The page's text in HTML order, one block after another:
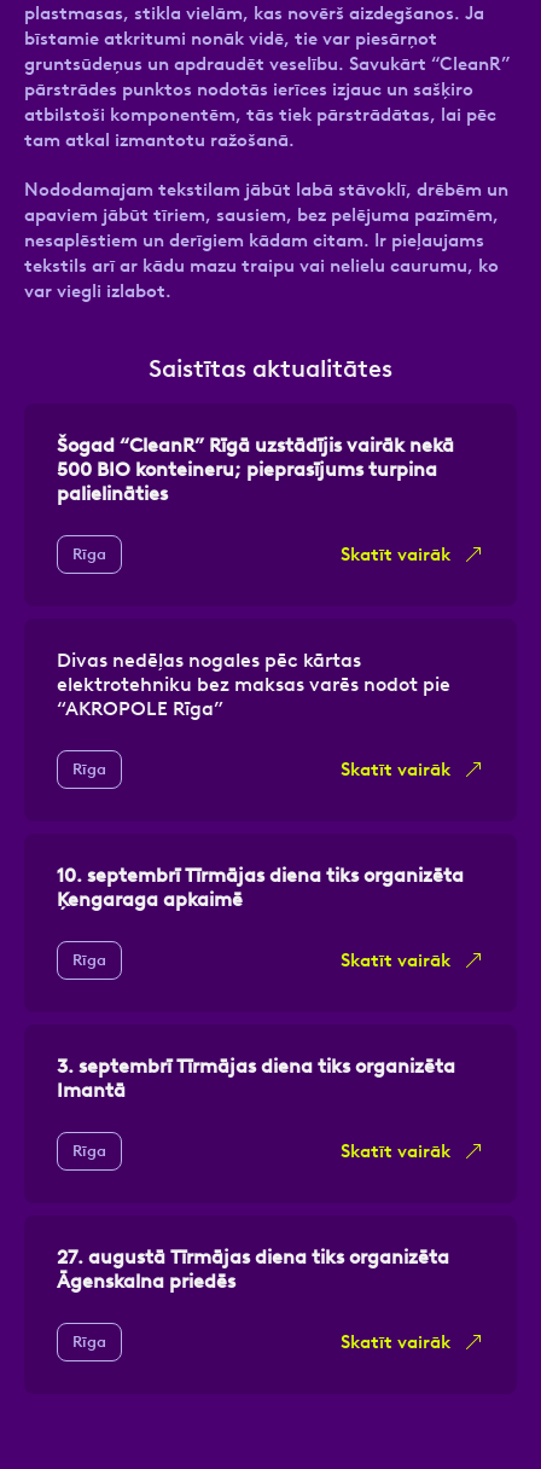
plastmasas, stikla vielām, kas novērš aizdegšanos. Ja
bīstamie atkritumi nonāk vidē, tie var piesārņot
gruntsūdeņus un apdraudēt veselību. Savukārt “CleanR”
pārstrādes punktos nodotās ierīces izjauc un sašķiro
atbilstoši komponentēm, tās tiek pārstrādātas, lai pēc
tam atkal izmantotu ražošanā.
Nododamajam tekstilam jābūt labā stāvoklī, drēbēm un
apaviem jābūt tīriem, sausiem, bez pelējuma pazīmēm,
nesaplēstiem un derīgiem kādam citam. Ir pieļaujams
tekstils arī ar kādu mazu traipu vai nelielu caurumu, ko
var viegli izlabot.
Saistītas aktualitātes
Šogad “CleanR” Rīgā uzstādījis vairāk nekā
500 BIO konteineru; pieprasījums turpina
palielināties
Rīga Skatīt vairāk
Divas nedēļas nogales pēc kārtas
elektrotehniku bez maksas varēs nodot pie
“AKROPOLE Rīga”
Rīga Skatīt vairāk
10. septembrī Tīrmājas diena tiks organizēta
Ķengaraga apkaimē
Rīga Skatīt vairāk
3. septembrī Tīrmājas diena tiks organizēta
Imantā
Rīga Skatīt vairāk
27. augustā Tīrmājas diena tiks organizēta
Āgenskalna priedēs
Rīga Skatīt vairāk